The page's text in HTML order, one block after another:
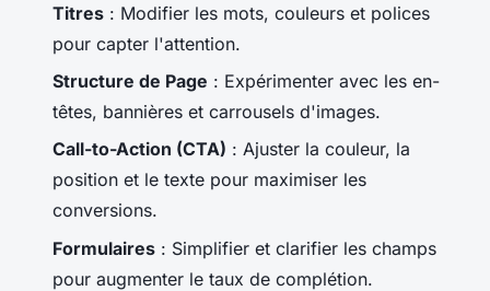
Titres : Modifier les mots, couleurs et polices
pour capter l'attention.
Structure de Page : Expérimenter avec les en-
têtes, bannières et carrousels d'images.
Call-to-Action (CTA) : Ajuster la couleur, la
position et le texte pour maximiser les
conversions.
Formulaires : Simplifier et clarifier les champs
pour augmenter le taux de complétion.